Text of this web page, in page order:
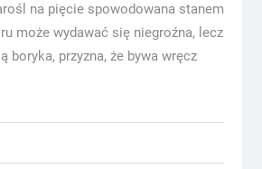
na pięcie spowodowana stanem
może wydawać się niegroźna, lecz
boryka, przyzna, że bywa wręcz